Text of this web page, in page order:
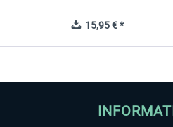
15,95 € *